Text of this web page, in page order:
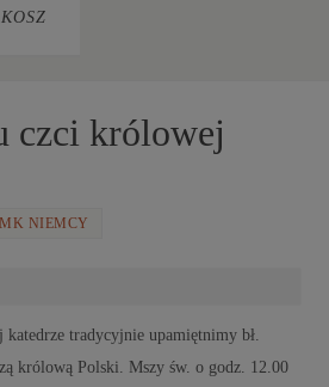
czci królowej
NIEMCY
tradycyjnie upamiętnimy bł.
królową Polski. Mszy św. o godz. 12.00